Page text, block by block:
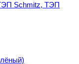
Schmitz, ТЭП